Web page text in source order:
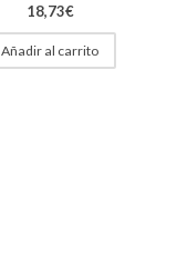
18,73€
Añadir al carrito